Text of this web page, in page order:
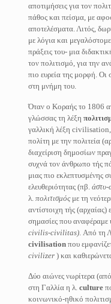
αποτιμήσεις για τον
πάθος και πείσμα, με
αποτελέσματα. Λιτός,
με λόγια και
πράξεις του- μια
τον πολιτισμό, για την
πιο ευρεία της μορφή.
στη μνήμη του.
Όταν ο Κοραής το 1806
γλώσσας τη λέξη
γαλλική λέξη civilisation,
πολίτη με την πολιτεία
διαχείριση δημοσίων
συχνά τον άνθρωπο τής
μιας πιο εκλεπτυσμένης
ελευθεριότητας (πβ. άστυ-
λ. πολιτισμός με τη
αντίστοιχη τής (αρχαίας)
σημασίες που αναφέραμε
civilis-civilitas). Από τη
civilisation που
civilizer ) και
Δύο αιώνες νωρίτερα
στη Γαλλία η λ. culture
κοινωνικό-ηθικό